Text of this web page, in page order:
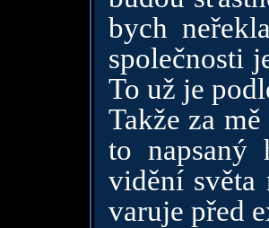
bych
společnosti
To už je
Takže za
to napsaný
vidění
varuje před